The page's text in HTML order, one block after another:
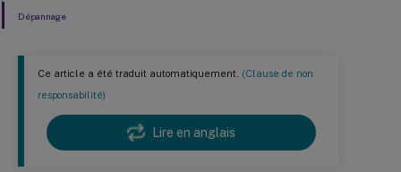
Ce article a été traduit automatiquement. (Clause de non
responsabilité)
Lire en anglais
Dépannage